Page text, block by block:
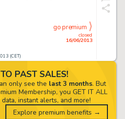
(CET)
closed
16/06/2013
go premium
PAST SALES!
only see the last 3 months. But
Membership, you GET IT ALL
instant alerts, and more!
Explore premium benefits →